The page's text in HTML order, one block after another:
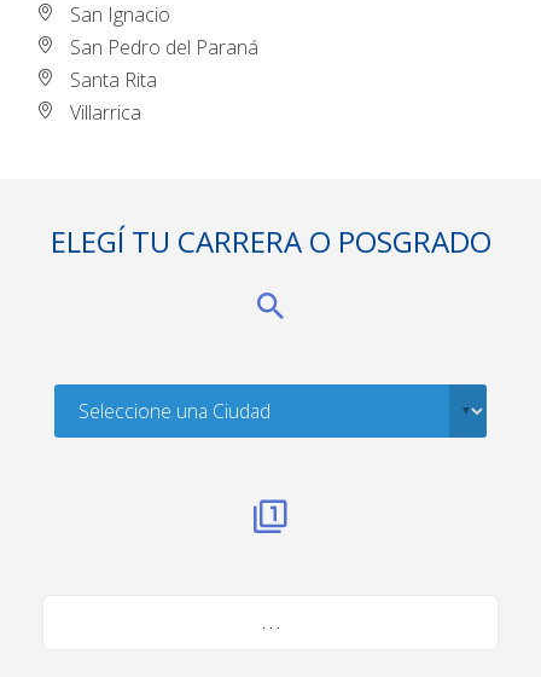
San Ignacio
San Pedro del Paraná
Santa Rita
Villarrica
ELEGÍ TU CARRERA O POSGRADO